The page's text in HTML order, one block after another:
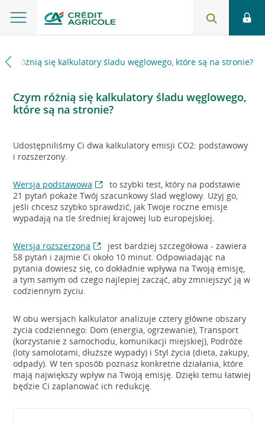
różnią się kalkulatory śladu węglowego, które są na stronie?
Czym różnią się kalkulatory śladu węglowego,
które są na stronie?
Udostępniliśmy Ci dwa kalkulatory emisji CO2: podstawowy
i rozszerzony.
Wersja podstawowa
to szybki test, który na podstawie
21 pytań pokaże Twój szacunkowy ślad węglowy. Użyj go,
jeśli chcesz szybko sprawdzić, jak Twoje roczne emisje
wypadają na tle średniej krajowej lub europejskiej.
Wersja rozszerzona
jest bardziej szczegółowa - zawiera
58 pytań i zajmie Ci około 10 minut. Odpowiadając na
pytania dowiesz się, co dokładnie wpływa na Twoją emisję,
a tym samym od czego najlepiej zacząć, aby zmniejszyć ją w
codziennym życiu.
W obu wersjach kalkulator analizuje cztery główne obszary
życia codziennego: Dom (energia, ogrzewanie), Transport
(korzystanie z samochodu, komunikacji miejskiej), Podróże
(loty samolotami, dłuższe wypady) i Styl życia (dieta, zakupy,
odpady). W ten sposób poznasz konkretne działania, które
mają największy wpływ na Twoją emisję. Dzięki temu łatwiej
będzie Ci zaplanować ich redukcję.